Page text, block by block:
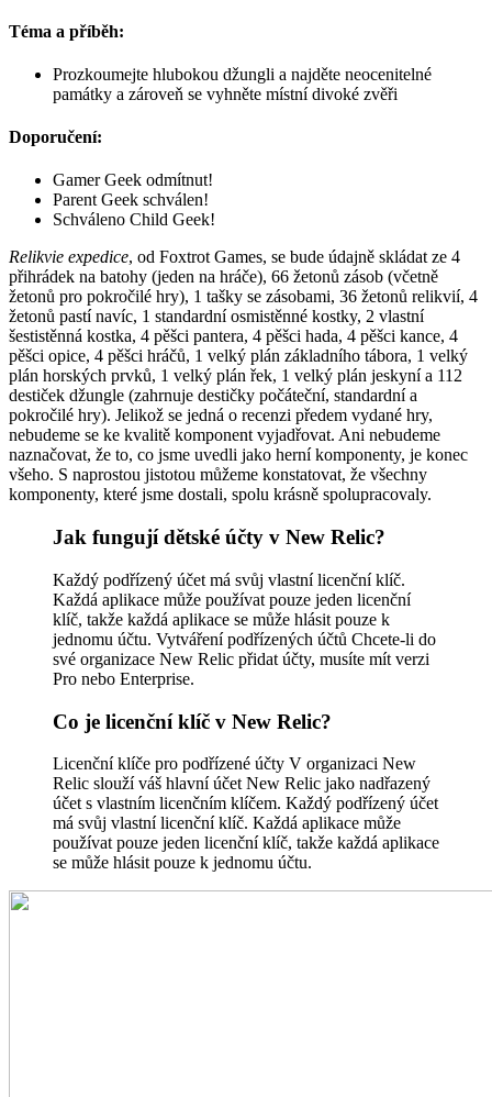
Téma a příběh:
Prozkoumejte hlubokou džungli a najděte neocenitelné
památky a zároveň se vyhněte místní divoké zvěři
Doporučení:
Gamer Geek odmítnut!
Parent Geek schválen!
Schváleno Child Geek!
Relikvie expedice, od Foxtrot Games, se bude údajně skládat ze 4
přihrádek na batohy (jeden na hráče), 66 žetonů zásob (včetně
žetonů pro pokročilé hry), 1 tašky se zásobami, 36 žetonů relikvií, 4
žetonů pastí navíc, 1 standardní osmistěnné kostky, 2 vlastní
šestistěnná kostka, 4 pěšci pantera, 4 pěšci hada, 4 pěšci kance, 4
pěšci opice, 4 pěšci hráčů, 1 velký plán základního tábora, 1 velký
plán horských prvků, 1 velký plán řek, 1 velký plán jeskyní a 112
destiček džungle (zahrnuje destičky počáteční, standardní a
pokročilé hry). Jelikož se jedná o recenzi předem vydané hry,
nebudeme se ke kvalitě komponent vyjadřovat. Ani nebudeme
naznačovat, že to, co jsme uvedli jako herní komponenty, je konec
všeho. S naprostou jistotou můžeme konstatovat, že všechny
komponenty, které jsme dostali, spolu krásně spolupracovaly.
Jak fungují dětské účty v New Relic?
Každý podřízený účet má svůj vlastní licenční klíč.
Každá aplikace může používat pouze jeden licenční
klíč, takže každá aplikace se může hlásit pouze k
jednomu účtu. Vytváření podřízených účtů Chcete-li do
své organizace New Relic přidat účty, musíte mít verzi
Pro nebo Enterprise.
Co je licenční klíč v New Relic?
Licenční klíče pro podřízené účty V organizaci New
Relic slouží váš hlavní účet New Relic jako nadřazený
účet s vlastním licenčním klíčem. Každý podřízený účet
má svůj vlastní licenční klíč. Každá aplikace může
používat pouze jeden licenční klíč, takže každá aplikace
se může hlásit pouze k jednomu účtu.